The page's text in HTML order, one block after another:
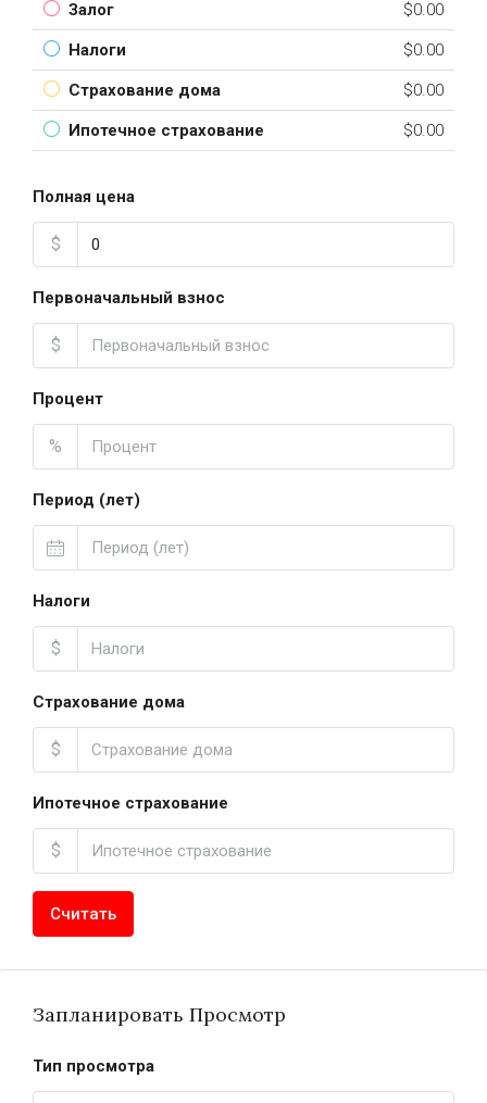
Залог $0.00
Налоги $0.00
Страхование дома $0.00
Ипотечное страхование $0.00
Полная цена
$
Первоначальный взнос
$
Процент
%
Период (лет)
Налоги
$
Страхование дома
$
Ипотечное страхование
$
Считать
Запланировать Просмотр
Тип просмотра